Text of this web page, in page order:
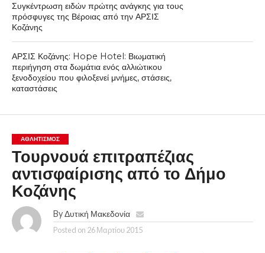
Συγκέντρωση ειδών πρώτης ανάγκης για τους
πρόσφυγες της Βέροιας από την ΑΡΣΙΣ
Κοζάνης
ΑΡΣΙΣ Κοζάνης: Hope Hotel: Βιωματική
περιήγηση στα δωμάτια ενός αλλιώτικου
ξενοδοχείου που φιλοξενεί μνήμες, στάσεις,
καταστάσεις
ΑΘΛΗΤΙΣΜΌΣ
Τουρνουά επιτραπέζιας
αντισφαίρισης από το Δήμο
Κοζάνης
By Δυτική Μακεδονία
Posted on 26 Μαρτίου 2015